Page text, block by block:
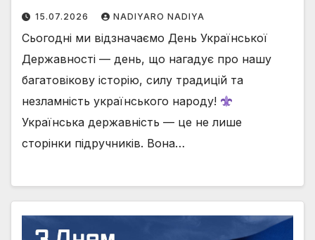
15.07.2026 NADIYARO NADIYA
Сьогодні ми відзначаємо День Української
Державності — день, що нагадує про нашу
багатовікову історію, силу традицій та
незламність українського народу!
Українська державність — це не лише
сторінки підручників. Вона…